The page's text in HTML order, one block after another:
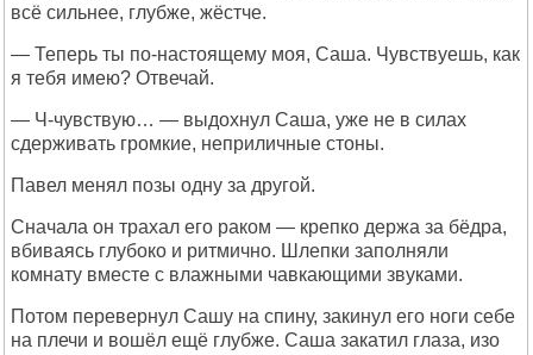
всё сильнее, глубже, жёстче.
— Теперь ты по-настоящему моя, Саша. Чувствуешь, как
я тебя имею? Отвечай.
— Ч-чувствую… — выдохнул Саша, уже не в силах
сдерживать громкие, неприличные стоны.
Павел менял позы одну за другой.
Сначала он трахал его раком — крепко держа за бёдра,
вбиваясь глубоко и ритмично. Шлепки заполняли
комнату вместе с влажными чавкающими звуками.
Потом перевернул Сашу на спину, закинул его ноги себе
на плечи и вошёл ещё глубже. Саша закатил глаза, изо